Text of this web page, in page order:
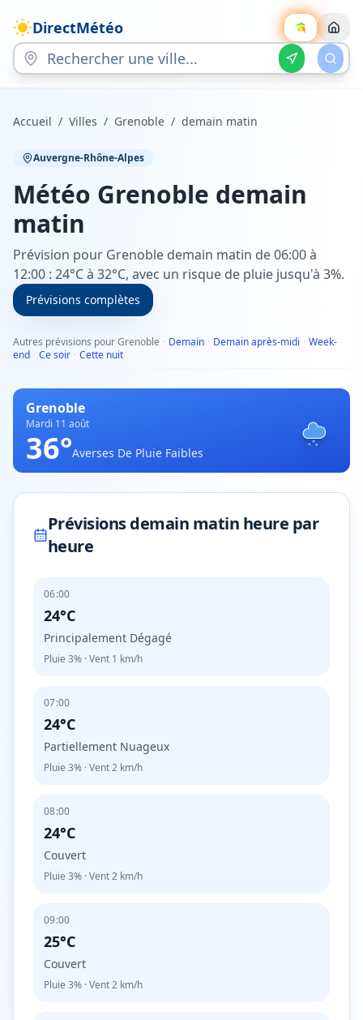
DirectMétéo
Accueil / Villes / Grenoble / demain matin
Auvergne-Rhône-Alpes
Météo Grenoble demain
matin
Prévision pour Grenoble demain matin de 06:00 à
12:00 : 24°C à 32°C, avec un risque de pluie jusqu'à 3%.
Prévisions complètes
Autres prévisions pour Grenoble · Demain · Demain après-midi · Week-
end · Ce soir · Cette nuit
Grenoble
Mardi 11 août
36°Averses De Pluie Faibles
Prévisions demain matin heure par
heure
06:00
24°C
Principalement Dégagé
Pluie 3% · Vent 1 km/h
07:00
24°C
Partiellement Nuageux
Pluie 3% · Vent2 km/h
08:00
24°C
Couvert
Pluie 3% · Vent2 km/h
09:00
25°C
Couvert
Pluie 3% · Vent2 km/h